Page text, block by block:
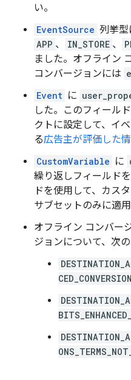
い。
EventSource 列挙型
APP 、 IN_STORE 、
ました。オフライン
コンバージョンには
Event に
した。このフィール
クトに設定して、イ
る広告主が評価した
CustomVariable に
繰り返しフィールド
ドを使用して、カス
サブセットのみに適用
オフライン コンバー
ジョンについて、次